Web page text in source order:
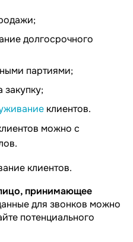
долгосрочного
партиями;
закупку;
клиентов.
можно с
клиентов.
принимающее
для звонков можно
потенциального